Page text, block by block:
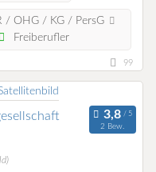
/ OHG / KG / PersG
Freiberufler
99
2 Bew.